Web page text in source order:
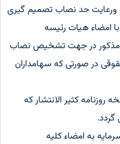
ورعایت حد نصاب تصمیم گیری
امضاء هیات رئیسه
مذکور در جهت تشخیص نصاب
در صورتی که سهامداران
کثیر الانتشار که
به امضاء کلیه